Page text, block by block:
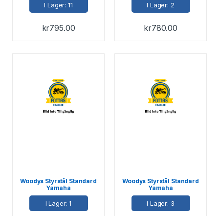
I Lager: 11
kr795.00
I Lager: 2
kr780.00
Woodys Styrstål Standard
Yamaha
I Lager: 1
Woodys Styrstål Standard
Yamaha
I Lager: 3